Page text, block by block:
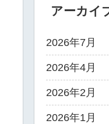
アーカイ
2026年7月
2026年4月
2026年2月
2026年1月